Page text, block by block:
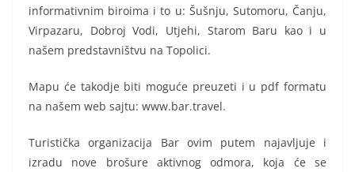
informativnim biroima i to u: Šušnju, Sutomoru, Čanju,
Virpazaru, Dobroj Vodi, Utjehi, Starom Baru kao i u
našem predstavništvu na Topolici.
Mapu će takodje biti moguće preuzeti i u pdf formatu
na našem web sajtu: www.bar.travel.
Turistička organizacija Bar ovim putem najavljuje i
izradu nove brošure aktivnog odmora, koja će se